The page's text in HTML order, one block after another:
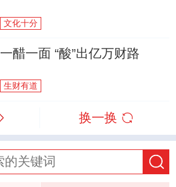
文化十分
一醋一面 “酸”出亿万财路
生财有道
换一换